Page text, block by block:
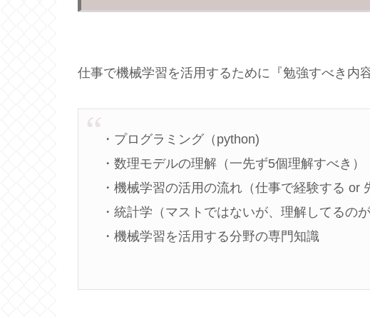
仕事で機械学習を活用するために『勉強すべき内
・プログラミング（python)
・数理モデルの理解（一先ず5個理解すべき）
・機械学習の活用の流れ（仕事で経験する or
・統計学（マストではないが、理解してるのが
・機械学習を活用する分野の専門知識